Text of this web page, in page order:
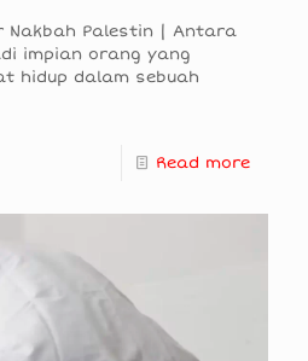
Nakbah Palestin | Antara
impian orang yang
hidup dalam sebuah
Read more